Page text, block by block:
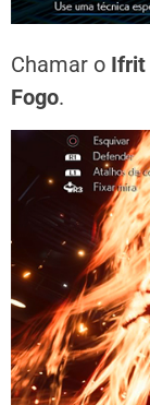
Chamar o Ifrit
Fogo.